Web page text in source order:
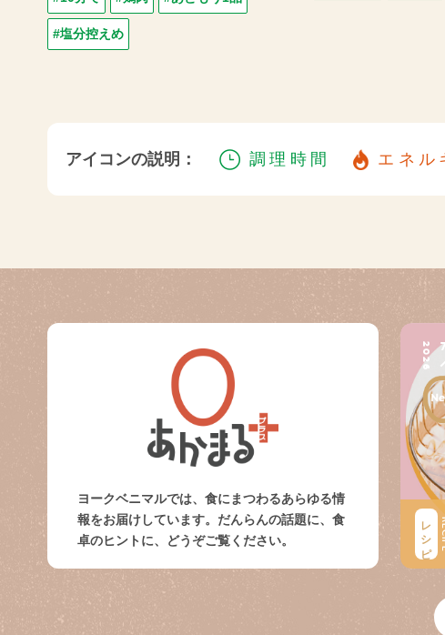
#塩分控えめ
アイコンの説明： 調理時間 エネル
ヨークベニマルでは、食にまつわるあらゆる情
報をお届けしています。だんらんの話題に、食
卓のヒントに、どうぞご覧ください。
2026
レシピ